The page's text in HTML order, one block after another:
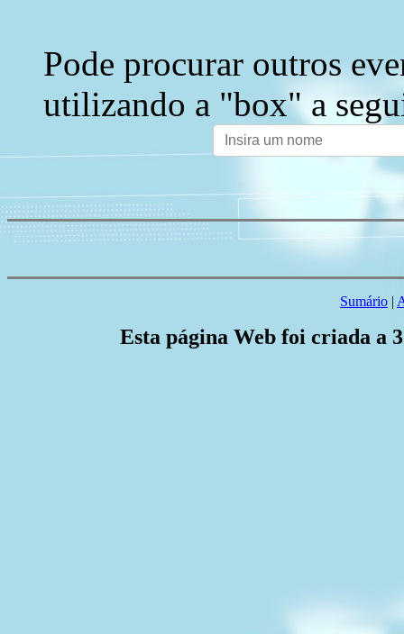
Pode procurar outros
utilizando a "box" a
Sumário |
Esta página Web foi criada a